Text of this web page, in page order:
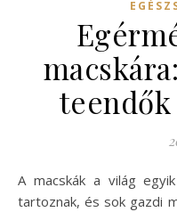
A macskák a világ egyik legnépszerűbb háziállatai közé
tartoznak, és sok gazdi